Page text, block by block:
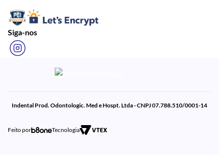
Siga-nos
Indental Prod. Odontologic. Med e Hospt. Ltda - CNPJ 07.788.510/0001-14
Feito por Tecnologia